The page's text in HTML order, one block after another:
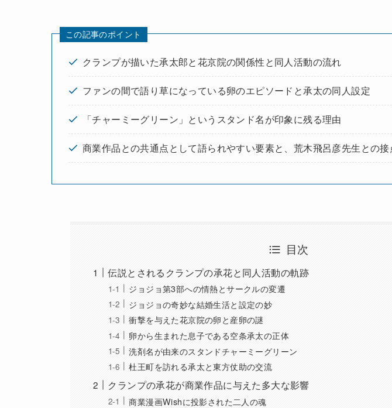
この記事のポイント
クランプが描いた承太郎と花京院の関係性と同人活動の流れ
ファンの間で語り草になっている卵のエピソードと承太の同人設定
「チャーミーグリーン」というスタンド名が印象に残る理由
商業作品との共通点として語られやすい要素と、荒木飛呂彦先生との接
目次
伝説とされるクランプの承花と同人活動の軌跡
ジョジョ第3部への情熱とサークルの変遷
ジョジョの奇妙な結婚生活と設定の妙
衝撃を与えた花京院の卵と産卵の謎
卵から生まれた息子である空条承太の正体
洗剤名が由来のスタンドチャーミーグリーン
杜王町を訪れる承太と東方仗助の交流
クランプの承花が商業作品に与えた多大な影響
商業漫画Wishに投影された二人の魂